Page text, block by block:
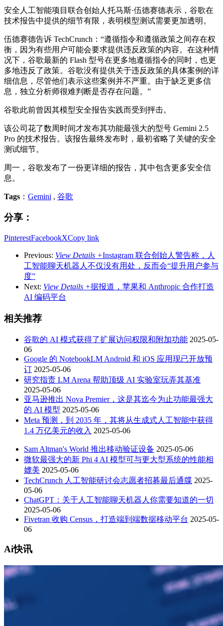
安全人工智能项目联合创始人托马斯·伍德赛德表示，谷歌在
技术报告中提供的细节有限，表明模型测试需要更加透明。
伍德赛德告诉 TechCrunch：“遵循指令和遵循政策之间存在权
衡，因为有些用户可能会要求提供违反政策的内容。在这种情
况下，谷歌最新的 Flash 型号在更多地遵循指令的同时，也更
多地违反了政策。谷歌没有提供关于违反政策的具体案例的详
细信息，尽管他们表示这些案例并不严重。由于缺乏更多信
息，独立分析师很难判断是否存在问题。”
谷歌此前曾因其模型安全报告实践而受到抨击。
该公司花了数周时间才发布其功能最强大的型号 Gemini 2.5
Pro 的技术报告。该报告最终发布时，最初省略了关键的安全
测试细节。
周一，谷歌发布了一份更详细的报告，其中包含更多安全信
息。
Tags ： Gemini , 谷歌
分享：
PinterestFacebookXCopy link
Previous: View Details +Instagram 联合创始人警告称，人
工智能聊天机器人不仅没有用处，反而会“提升用户参与
度”
Next: View Details +据报道，苹果和 Anthropic 合作打造
AI 编码平台
相关推荐
谷歌的 AI 模式获得了扩展访问权限和附加功能 2025-05-
06
Google 的 NotebookLM Android 和 iOS 应用现已开放预
订 2025-05-06
研究指责 LM Arena 帮助顶级 AI 实验室玩弄其基准
2025-05-06
亚马逊推出 Nova Premier，这是其迄今为止功能最强大
的 AI 模型 2025-05-06
Meta 预测，到 2035 年，其将从生成式人工智能中获得
1.4 万亿美元的收入 2025-05-06
Sam Altman's World 推出移动验证设备 2025-05-06
微软最强大的新 Phi 4 AI 模型可与更大型系统的性能相
媲美 2025-05-06
TechCrunch 人工智能研讨会志愿者招募最后通牒 2025-
05-06
ChatGPT：关于人工智能聊天机器人你需要知道的一切
2025-05-06
Fivetran 收购 Census，打造端到端数据移动平台 2025-05-
06
Ai快讯